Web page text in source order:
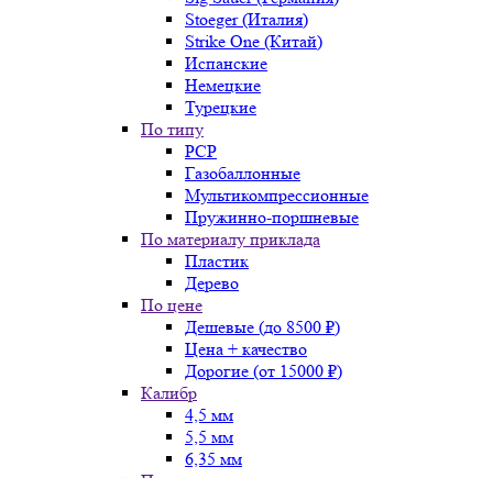
Stoeger (Италия)
Strike One (Китай)
Испанские
Немецкие
Турецкие
По типу
PCP
Газобаллонные
Мультикомпрессионные
Пружинно-поршневые
По материалу приклада
Пластик
Дерево
По цене
Дешевые (до 8500 ₽)
Цена + качество
Дорогие (от 15000 ₽)
Калибр
4,5 мм
5,5 мм
6,35 мм